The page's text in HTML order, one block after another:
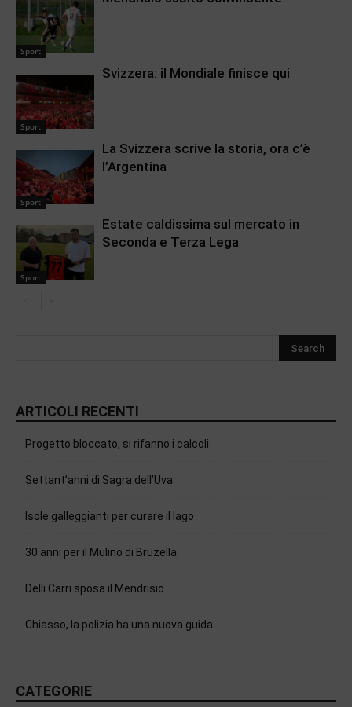
Sport
Sport
Svizzera: il Mondiale finisce qui
Sport
La Svizzera scrive la storia, ora c’è
l’Argentina
Sport
Estate caldissima sul mercato in
Seconda e Terza Lega
ARTICOLI RECENTI
Progetto bloccato, si rifanno i calcoli
Settant’anni di Sagra dell’Uva
Isole galleggianti per curare il lago
30 anni per il Mulino di Bruzella
Delli Carri sposa il Mendrisio
Chiasso, la polizia ha una nuova guida
CATEGORIE